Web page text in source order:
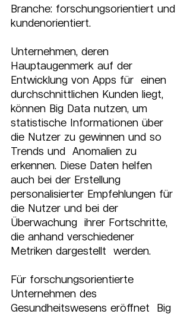
Branche: forschungsorientiert und
kundenorientiert.
Unternehmen, deren
Hauptaugenmerk auf der
Entwicklung von Apps für  einen
durchschnittlichen Kunden liegt,
können Big Data nutzen, um
statistische Informationen über
die Nutzer zu gewinnen und so
Trends und  Anomalien zu
erkennen. Diese Daten helfen
auch bei der Erstellung
personalisierter Empfehlungen für
die Nutzer und bei der
Überwachung  ihrer Fortschritte,
die anhand verschiedener
Metriken dargestellt  werden.
Für forschungsorientierte
Unternehmen des
Gesundheitswesens eröffnet  Big